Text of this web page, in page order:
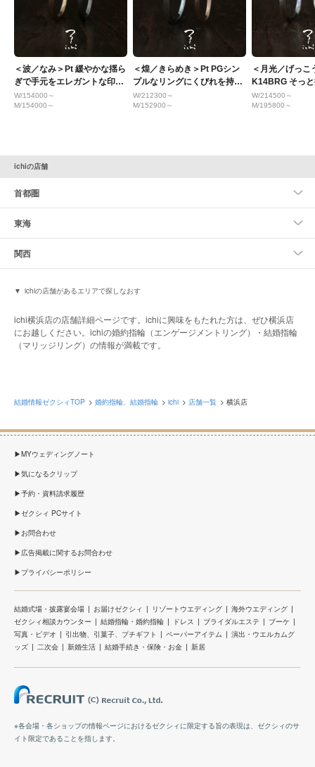
＜波／なみ＞Pt 緩やかな揺ら
ぎで手元をエレガントな印象
に
W/154000～
M/154000～
＜煌／きらめき＞Pt PGシン
プルなリングにくびれを持た
せスタイリッシュなリング
W/212300～
M/152900～
＜月光／げっこ
K14BRG そっ
ングに月光が宿
W/214500～
M/195800～
ichiの店舗
首都圏
東海
関西
ichiの店舗があるエリアで探しなおす
ichi横浜店の店舗詳細ページです。ichiに興味をもたれた方は、ぜひ横浜店
にお越しください。ichiの婚約指輪（エンゲージメントリング）・結婚指輪
（マリッジリング）の情報が満載です。
結婚情報ゼクシィTOP 婚約指輪、結婚指輪 ichi 店舗一覧 横浜店
MYウェディングノート
気になるクリップ
予約・資料請求履歴
ゼクシィ PCサイト
お問合わせ
広告掲載に関するお問合わせ
プライバシーポリシー
結婚式場・披露宴会場 お届けゼクシィ リゾートウエディング
海外ウエディング
ゼクシィ相談カウンター
結婚指輪・婚約指輪 ドレス ブライダルエステ
ブーケ
写真・ビデオ
引出物、引菓子、プチギフト ペーパーアイテム
演出・ウエルカムグ
ッズ
二次会 新婚生活 結婚手続き・保険・お金 新居
※各会場・各ショップの情報ページにおけるゼクシィに限定する旨の表現は、ゼクシィのサ
イト限定であることを指します。